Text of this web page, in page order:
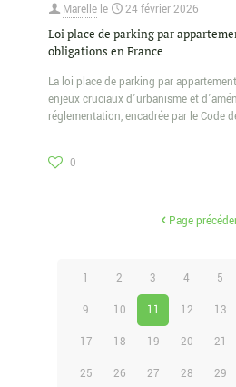
Marelle le 24 février 2026
Loi place de parking par
obligations en France
La loi place de parking par
enjeux cruciaux d’urbanisme et
réglementation, encadrée par le Code
0
Page
1 2 3 4 5
9 10 11 12 13
17 18 19 20 21
25 26 27 28 29